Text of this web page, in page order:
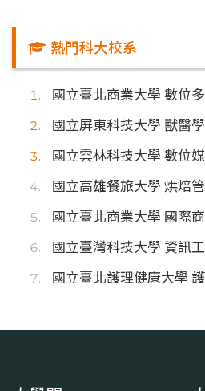
熱門科大校系
國立臺北商業大學 數位
國立屏東科技大學 獸醫
國立雲林科技大學 數位
國立高雄餐旅大學 烘焙
國立臺北商業大學 國際
國立臺灣科技大學 資訊
國立臺北護理健康大學